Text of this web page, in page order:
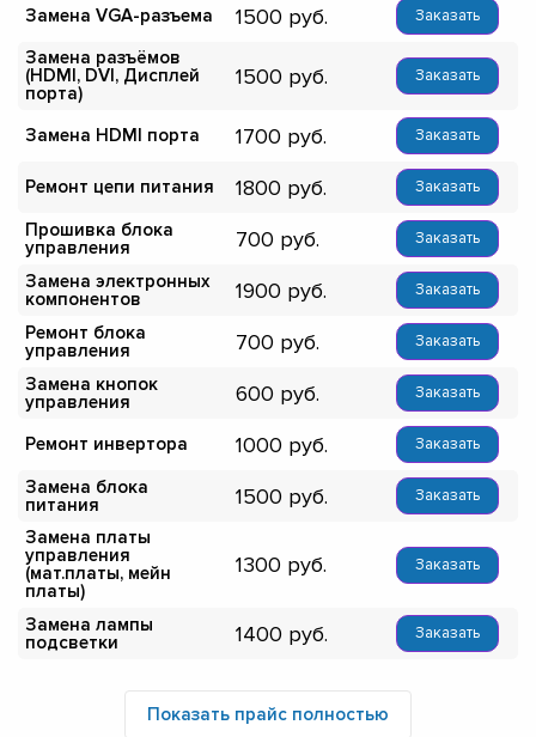
Замена VGA-разъема 1500 Заказать
Замена разъёмов
(HDMI, DVI, Дисплей
порта)
1500 Заказать
Замена HDMI порта 1700 Заказать
Ремонт цепи питания 1800 Заказать
Прошивка блока
управления
700 Заказать
Замена электронных
компонентов
1900 Заказать
Ремонт блока
управления
700 Заказать
Замена кнопок
управления
600 Заказать
Ремонт инвертора 1000 Заказать
Замена блока
питания
1500 Заказать
Замена платы
управления
(мат.платы, мейн
платы)
1300 Заказать
Замена лампы
подсветки
1400 Заказать
Показать прайс полностью